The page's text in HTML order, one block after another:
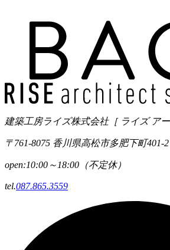
建築工房ライズ株式会社［ ライズ ア
〒761-8075 香川県高松市多肥下町401-2
open:10:00～18:00（不定休）
tel.087.865.3559